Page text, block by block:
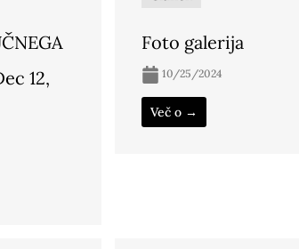
12,
Foto galerija
10/25/2024
Več o →